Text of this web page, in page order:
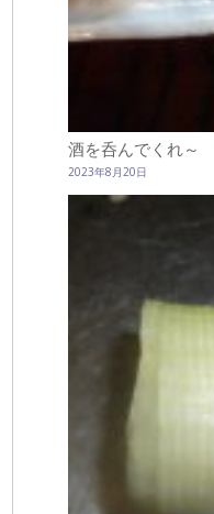
酒を呑んでくれ～
2023年8月20日